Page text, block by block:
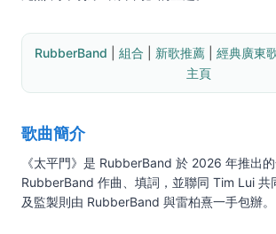
RubberBand 組合 新歌推薦 | 經典廣東
主頁
歌曲簡介
《太平門》是 RubberBand 於 2026 年推出
RubberBand 作曲、填詞，並聯同 Tim Lui 共
及監製則由 RubberBand 與雷柏熹一手包辦。